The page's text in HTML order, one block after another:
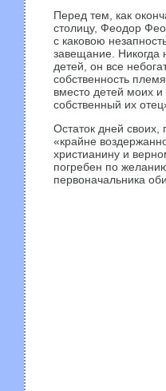
Перед тем, как
столицу, Феодор
с каковою
завещание. Никогда
детей, он все
собственность
вместо детей моих и
собственный их
Остаток дней
«крайне
христианину и
погребен по
первоначальника